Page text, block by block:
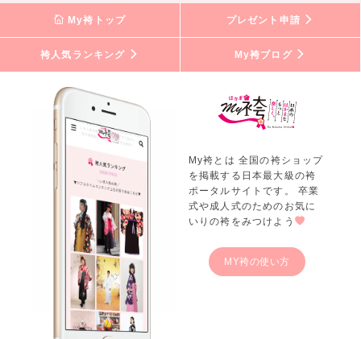
My袴トップ プレゼント申請
袴人気ランキング My袴ブログ
My袴とは 全国の袴ショップ
を掲載する日本最大級の袴
ポータルサイトです。 卒業
式や成人式のためのお気に
いりの袴をみつけよう
MY袴の使い方